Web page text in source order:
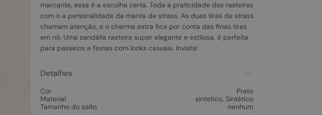
marcante, essa é a escolha certa. Toda a praticidade das rasteiras
com o a personalidade da manta de strass. As duas tiras de strass
chamam atenção, e o charme extra fica por conta das finas tiras
em nó. Uma sandália rasteira super elegante e estilosa, é perfeita
para passeios e festas com looks casuais. Invista!
Detalhes
Cor
Preto
Material
sintetico, Sintético
Tamanho do salto
nenhum